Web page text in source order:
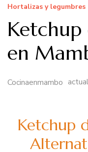
Hortalizas y legumbres
Ketchup
en
Cocinaenmambo
Ketchup